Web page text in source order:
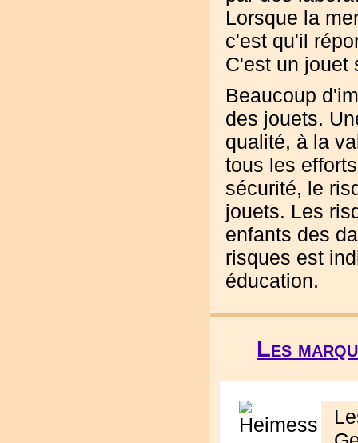
Lorsque la
c'est qu'il
C'est un jouet
Beaucoup
des jouets.
qualité, à la
tous les
sécurité, le
jouets. Les
enfants des
risques est
éducation.
Les